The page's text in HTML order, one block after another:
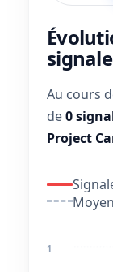
Au cours
de0
Project
1